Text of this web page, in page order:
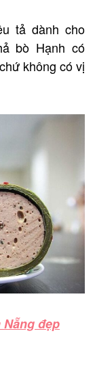
tả dành cho
bò Hạnh có
không có vị
Nẵng đẹp